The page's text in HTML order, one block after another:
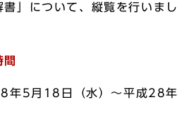
書」について、縦覧を行いまし
月18日（水）～平成28年